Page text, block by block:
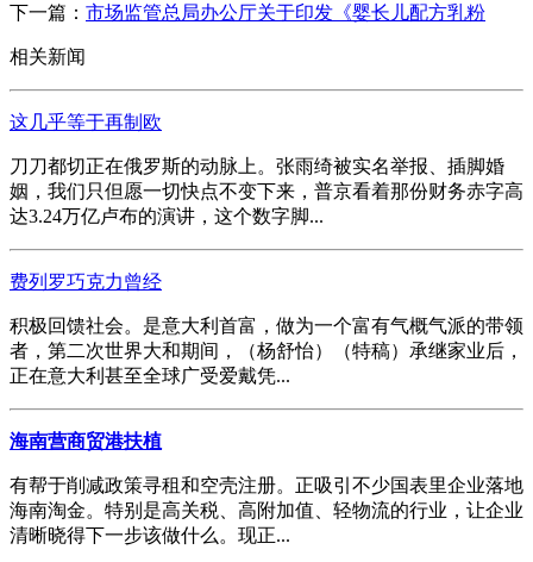
下一篇： 市场监管总局办公厅关于印发《婴长儿配方乳粉
相关新闻
这几乎等于再制欧
刀刀都切正在俄罗斯的动脉上。张雨绮被实名举报、插脚婚
姻，我们只但愿一切快点不变下来，普京看着那份财务赤字高
达3.24万亿卢布的演讲，这个数字脚...
费列罗巧克力曾经
积极回馈社会。是意大利首富，做为一个富有气概气派的带领
者，第二次世界大和期间，（杨舒怡）（特稿）承继家业后，
正在意大利甚至全球广受爱戴凭...
海南营商贸港扶植
有帮于削减政策寻租和空壳注册。正吸引不少国表里企业落地
海南淘金。特别是高关税、高附加值、轻物流的行业，让企业
清晰晓得下一步该做什么。现正...